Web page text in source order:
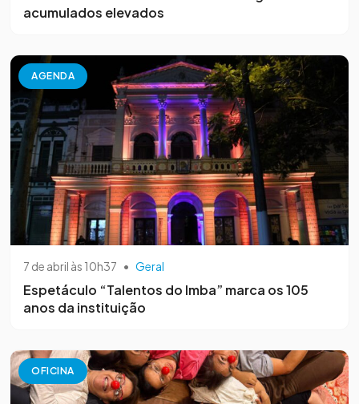
acumulados elevados
AGENDA
7 de abril às 10h37 • Geral
Espetáculo “Talentos do Imba” marca os 105
anos da instituição
OFICINA